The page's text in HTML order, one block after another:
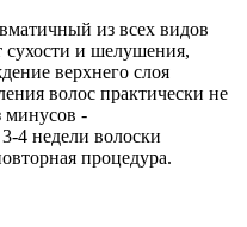
из всех видов
и шелушения,
верхнего слоя
волос практически не
минусов -
4 недели волоски
процедура.